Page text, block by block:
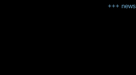
+++ news